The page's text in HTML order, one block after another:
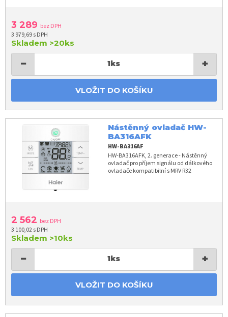
3 289 bez DPH
3 979,69 s DPH
Skladem >20ks
− 1ks +
VLOŽIT DO KOŠÍKU
Nástěnný ovladač HW-
BA316AFK
HW-BA316AF
HW-BA316AFK, 2. generace - Nástěnný
ovladač pro příjem signálu od dálkového
ovladače kompatibilní s MRV R32
2 562 bez DPH
3 100,02 s DPH
Skladem >10ks
− 1ks +
VLOŽIT DO KOŠÍKU